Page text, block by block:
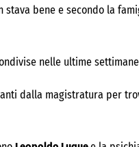
bene e secondo la
nelle ultime
dalla magistratura per